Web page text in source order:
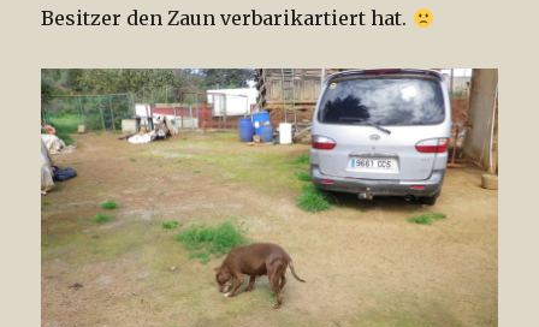
Besitzer den Zaun verbarikartiert hat.